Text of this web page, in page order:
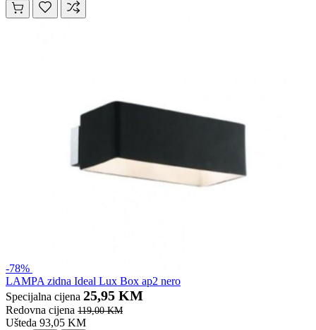
-78%
LAMPA zidna Ideal Lux Box ap2 nero
Specijalna cijena 25,95 KM
Redovna cijena 119,00 KM
Ušteda 93,05 KM